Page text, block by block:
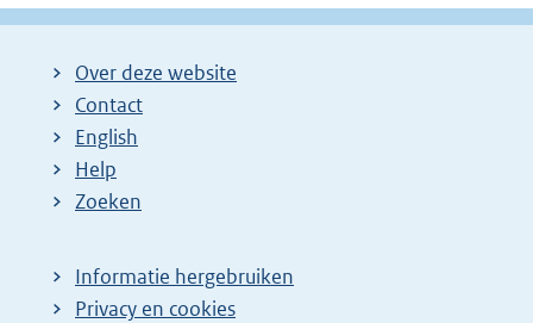
Over deze website
Contact
English
Help
Zoeken
Informatie hergebruiken
Privacy en cookies